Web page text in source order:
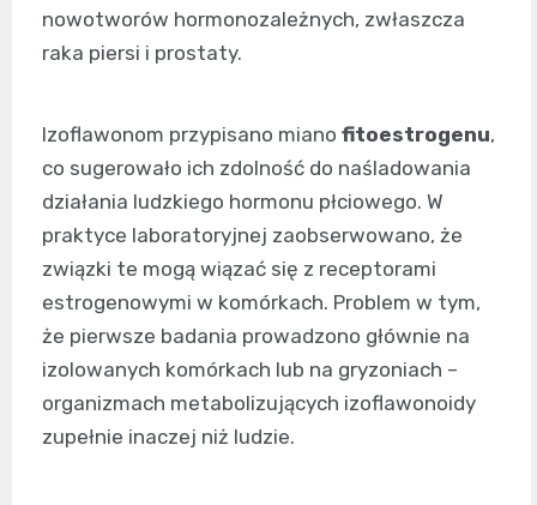
nowotworów hormonozależnych, zwłaszcza
raka piersi i prostaty.
Izoflawonom przypisano miano fitoestrogenu,
co sugerowało ich zdolność do naśladowania
działania ludzkiego hormonu płciowego. W
praktyce laboratoryjnej zaobserwowano, że
związki te mogą wiązać się z receptorami
estrogenowymi w komórkach. Problem w tym,
że pierwsze badania prowadzono głównie na
izolowanych komórkach lub na gryzoniach –
organizmach metabolizujących izoflawonoidy
zupełnie inaczej niż ludzie.